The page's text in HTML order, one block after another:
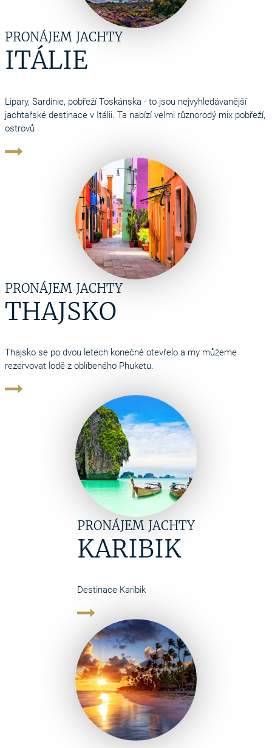
PRONÁJEM JACHTY
ITÁLIE
Lipary, Sardinie, pobřeží Toskánska - to jsou nejvyhledávanější
jachtařské destinace v Itálii. Ta nabízí velmi různorodý mix pobřeží,
ostrovů
PRONÁJEM JACHTY
THAJSKO
Thajsko se po dvou letech konečně otevřelo a my můžeme
rezervovat lodě z oblíbeného Phuketu.
PRONÁJEM JACHTY
KARIBIK
Destinace Karibik